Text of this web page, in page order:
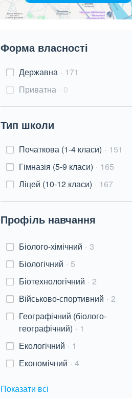
Форма власності
Державна
171
Приватна
0
Тип школи
Початкова (1-4 класи)
151
Гімназія (5-9 класи)
165
Ліцей (10-12 класи)
167
Профіль навчання
Біолого-хімічний
3
Біологічний
5
Біотехнологічний
2
Військово-спортивний
2
Географічний (біолого-
географічний)
1
Екологічний
1
Економічний
4
Показати всі